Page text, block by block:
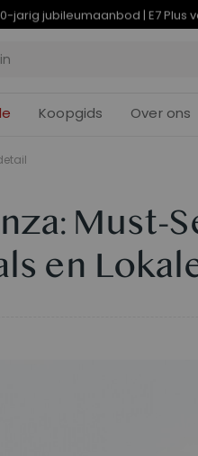
jarig jubileumaanbod | E7 Plus
Koopgids Over ons
Must-
en